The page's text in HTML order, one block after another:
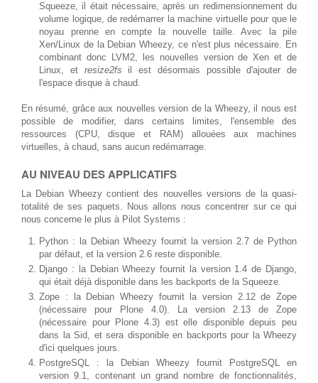
Squeeze, il était nécessaire, après un redimensionnement du
volume logique, de redémarrer la machine virtuelle pour que le
noyau prenne en compte la nouvelle taille. Avec la pile
Xen/Linux de la Debian Wheezy, ce n'est plus nécessaire. En
combinant donc LVM2, les nouvelles version de Xen et de
Linux, et resize2fs il est désormais possible d'ajouter de
l'espace disque à chaud.
En résumé, grâce aux nouvelles version de la Wheezy, il nous est
possible de modifier, dans certains limites, l'ensemble des
ressources (CPU, disque et RAM) allouées aux machines
virtuelles, à chaud, sans aucun redémarrage.
AU NIVEAU DES APPLICATIFS
La Debian Wheezy contient des nouvelles versions de la quasi-
totalité de ses paquets. Nous allons nous concentrer sur ce qui
nous concerne le plus à Pilot Systems :
Python : la Debian Wheezy fournit la version 2.7 de Python
par défaut, et la version 2.6 reste disponible.
Django : la Debian Wheezy fournit la version 1.4 de Django,
qui était déjà disponible dans les backports de la Squeeze.
Zope : la Debian Wheezy fournit la version 2.12 de Zope
(nécessaire pour Plone 4.0). La version 2.13 de Zope
(nécessaire pour Plone 4.3) est elle disponible depuis peu
dans la Sid, et sera disponible en backports pour la Wheezy
d'ici quelques jours.
PostgreSQL : la Debian Wheezy fournit PostgreSQL en
version 9.1, contenant un grand nombre de fonctionnalités,